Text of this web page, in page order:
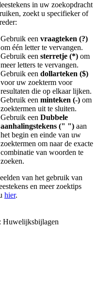
in uw zoekopdracht
zoekt u specifieker of
Gebruik een vraagteken (?)
om één letter te vervangen.
Gebruik een sterretje (*) om
meer letters te vervangen.
Gebruik een dollarteken ($)
voor uw zoekterm voor
resultaten die op elkaar lijken.
Gebruik een minteken (-) om
zoektermen uit te sluiten.
Gebruik een Dubbele
aanhalingstekens (" ") aan
het begin en einde van uw
zoektermen om naar de exacte
combinatie van woorden te
zoeken.
van het gebruik van
en meer zoektips
hier.
Huwelijksbijlagen